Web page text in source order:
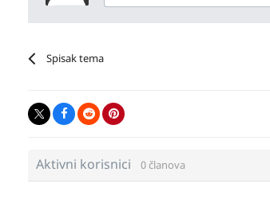
Spisak tema
Aktivni korisnici 0 članova